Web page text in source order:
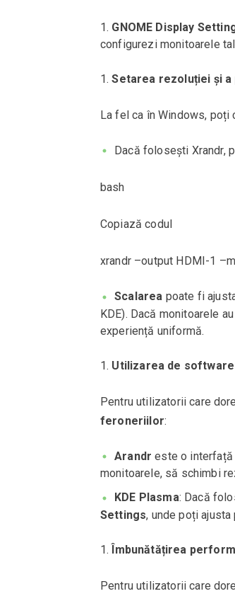
GNOME Display
configurezi monitoarele
Setarea rezoluției și
La fel ca în Windows, poți
Dacă folosești Xrandr,
bash
Copiază codul
xrandr –output HDMI-1
Scalarea poate fi
KDE). Dacă monitoarele
experiență uniformă.
Utilizarea de
Pentru utilizatorii care
feroneriilor:
Arandr este o interfață
monitoarele, să schimbi
KDE Plasma: Dacă
Settings, unde poți
Îmbunătățirea
Pentru utilizatorii care